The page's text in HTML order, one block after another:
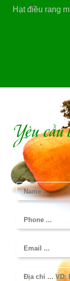
Hạt điều rang
Yêu